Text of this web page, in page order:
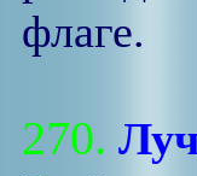
флаге.
270.